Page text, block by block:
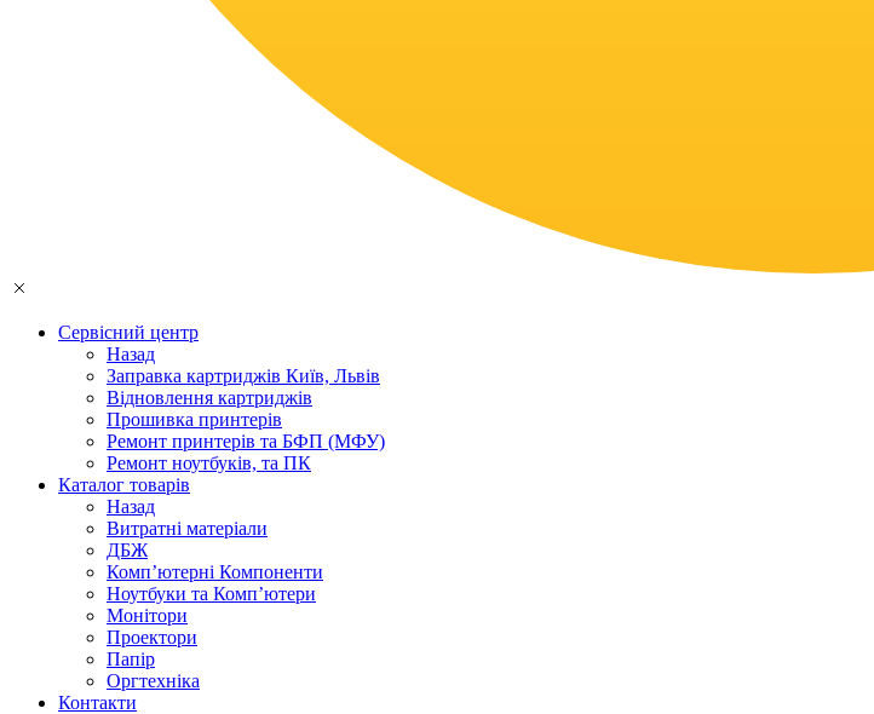
Сервісний центр
Назад
Заправка картриджів Київ, Львів
Відновлення картриджів
Прошивка принтерів
Ремонт принтерів та БФП (МФУ)
Ремонт ноутбуків, та ПК
Каталог товарів
Назад
Витратні матеріали
ДБЖ
Комп’ютерні Компоненти
Ноутбуки та Комп’ютери
Монітори
Проектори
Папір
Оргтехніка
Контакти